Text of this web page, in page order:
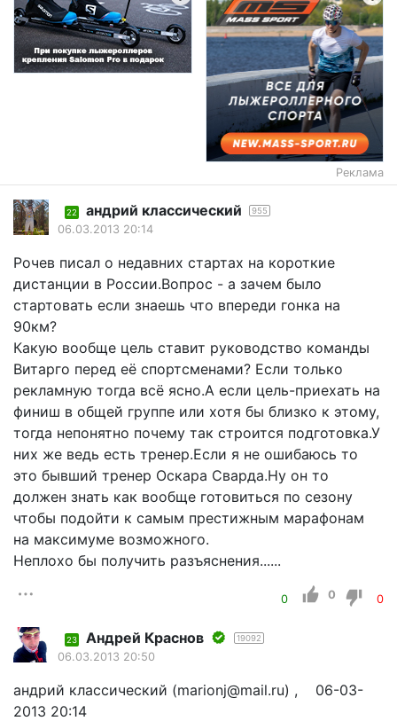
Реклама
22 андрий классический 955
06.03.2013 20:14
Рочев писал о недавних стартах на короткие
дистанции в России.Вопрос - а зачем было
стартовать если знаешь что впереди гонка на
90км?
Какую вообще цель ставит руководство команды
Витарго перед её спортсменами? Если только
рекламную тогда всё ясно.А если цель-приехать на
финиш в общей группе или хотя бы близко к этому,
тогда непонятно почему так строится подготовка.У
них же ведь есть тренер.Если я не ошибаюсь то
это бывший тренер Оскара Сварда.Ну он то
должен знать как вообще готовиться по сезону
чтобы подойти к самым престижным марафонам
на максимуме возможного.
Неплохо бы получить разъяснения......
0 0 0
23 Андрей Краснов 19092
06.03.2013 20:50
андрий классический (marionj@mail.ru) , 06-03-
2013 20:14